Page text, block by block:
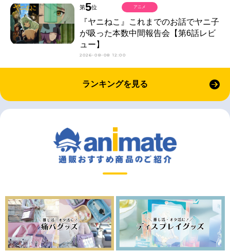
第5位
『ヤニねこ』これまでのお話でヤニ子
が吸った本数中間報告会【第6話レビ
ュー】
2026-08-08 12:00
アニメ
ランキングを見る